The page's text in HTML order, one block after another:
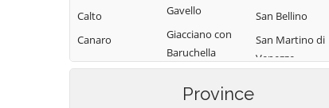
Calto
Canaro
Canda
Gavello
Giacciano con
Baruchella
Lendinara
San Bellino
San Martino di
Venezze
Province